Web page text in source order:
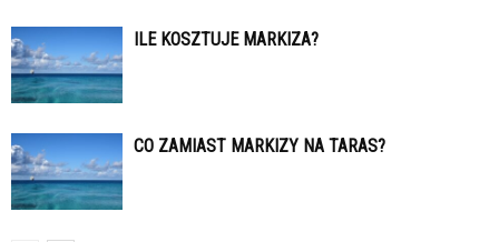
ILE KOSZTUJE MARKIZA?
CO ZAMIAST MARKIZY NA TARAS?